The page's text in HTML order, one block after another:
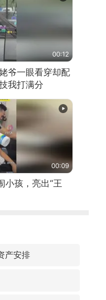
00:12
爷一眼看穿却配
我打满分
00:09
小孩，亮出“王
产安排